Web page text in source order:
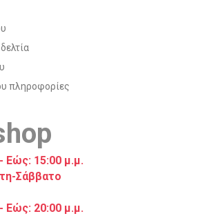
πληροφορίες
Εώς: 15:00 μ.μ.
Σάββατο
Εώς: 20:00 μ.μ.